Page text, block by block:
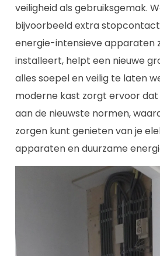
veiligheid als gebruiksgemak.
bijvoorbeeld extra
energie-intensieve apparaten
installeert, helpt een nieuwe
alles soepel en veilig te laten
moderne kast zorgt ervoor
aan de nieuwste normen,
zorgen kunt genieten van je
apparaten en duurzame